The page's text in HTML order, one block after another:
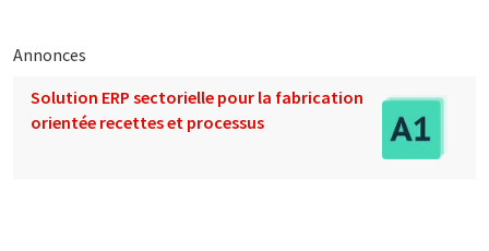
Annonces
Solution ERP sectorielle pour la fabrication
orientée recettes et processus